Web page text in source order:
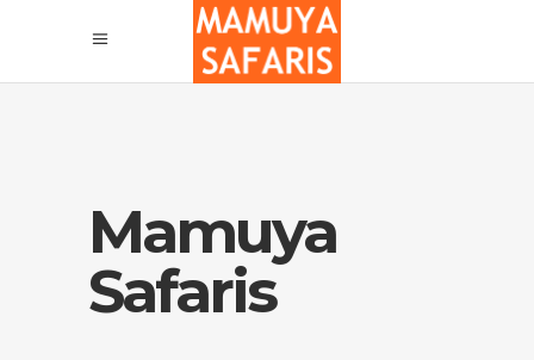
Mamuya
Safaris